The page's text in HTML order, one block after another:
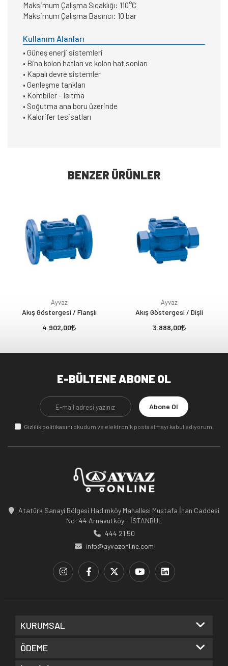
Maksimum Çalışma Sıcaklığı: 110°C
Maksimum Çalışma Basıncı: 10 bar
Kullanım Alanları
• Güneş enerji sistemleri
• Bina kolon hatları ve kolon hat sonları
• Kapalı devre sistemler
• Genleşme tankları
• Kombiler - Isıtma
• Soğutma ana boru üzerinde
• Kalorifer tesisatları
BENZER ÜRÜNLER
Ayvaz
Akış Göstergesi / Flanşlı
4.902,00
Ayvaz
Akış Göstergesi / Dişli
3.888,00
E-BÜLTENE ABONE OL
Abone Ol
Gizlilik politikasını okudum ve elektronik posta almayı kabul ediyorum.
Atatürk Sanayi Bölgesi Hadımköy Mahallesi Mustafa İnan Caddesi
No: 44 Arnavutköy - İSTANBUL
444 21 50
info@ayvazonline.com
KURUMSAL
ÖDEME